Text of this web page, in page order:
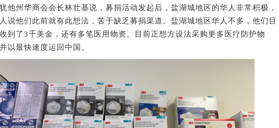
他州华商会会长林壮基说，募捐活动发起后，盐湖城地区的华人非常积极，
说他们此前就有此想法，苦于缺乏募捐渠道。盐湖城地区华人不多，他们目
到了3千美金，还有多笔医用物资。目前正想方设法采购更多医疗防护物
以最快速度运回中国。